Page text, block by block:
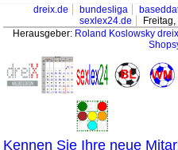
dreix.de bundesliga
sexlex24.de
Herausgeber: Roland Koslowsky
Kennen Sie Ihre neue